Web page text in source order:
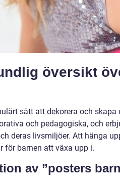
översikt
sätt att dekorera och
och pedagogiska, och
deras livsmiljöer. Att hänga
för barnen att växa upp i.
av ”posters